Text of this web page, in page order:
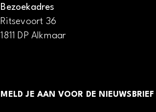
Bezoekadres
Ritsevoort 36
1811 DP Alkmaar
MELD JE AAN VOOR DE NIEUWSBRIEF